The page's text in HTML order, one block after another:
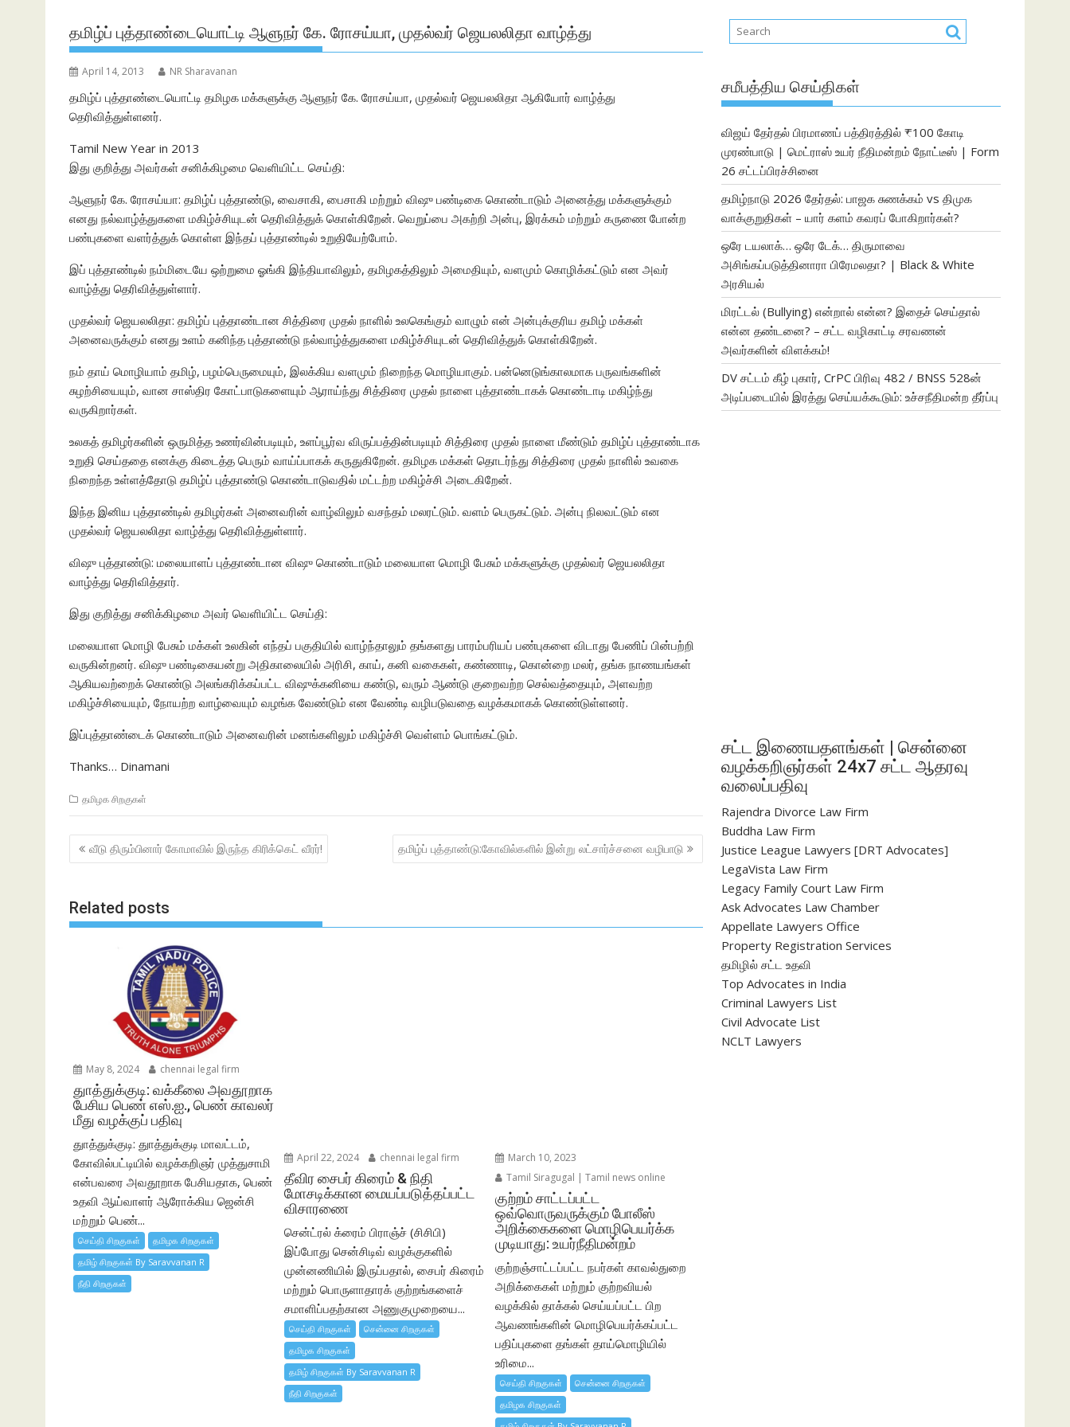
தமிழ்ப் புத்தாண்டையொட்டி ஆளுநர் கே. ரோசய்யா, முதல்வர் ஜெயலலிதா வாழ்த்து
April 14, 2013 NR Sharavanan
தமிழ்ப் புத்தாண்டையொட்டி தமிழக மக்களுக்கு ஆளுநர் கே. ரோசய்யா, முதல்வர் ஜெயலலிதா ஆகியோர் வாழ்த்து
தெரிவித்துள்ளனர்.
Tamil New Year in 2013
இது குறித்து அவர்கள் சனிக்கிழமை வெளியிட்ட செய்தி:
ஆளுநர் கே. ரோசய்யா: தமிழ்ப் புத்தாண்டு, வைசாகி, பைசாகி மற்றும் விஷு பண்டிகை கொண்டாடும் அனைத்து மக்களுக்கும்
எனது நல்வாழ்த்துகளை மகிழ்ச்சியுடன் தெரிவித்துக் கொள்கிறேன். வெறுப்பை அகற்றி அன்பு, இரக்கம் மற்றும் கருணை போன்ற
பண்புகளை வளர்த்துக் கொள்ள இந்தப் புத்தாண்டில் உறுதியேற்போம்.
இப் புத்தாண்டில் நம்மிடையே ஒற்றுமை ஓங்கி இந்தியாவிலும், தமிழகத்திலும் அமைதியும், வளமும் கொழிக்கட்டும் என அவர்
வாழ்த்து தெரிவித்துள்ளார்.
முதல்வர் ஜெயலலிதா: தமிழ்ப் புத்தாண்டான சித்திரை முதல் நாளில் உலகெங்கும் வாழும் என் அன்புக்குரிய தமிழ் மக்கள்
அனைவருக்கும் எனது உளம் கனிந்த புத்தாண்டு நல்வாழ்த்துகளை மகிழ்ச்சியுடன் தெரிவித்துக் கொள்கிறேன்.
நம் தாய் மொழியாம் தமிழ், பழம்பெருமையும், இலக்கிய வளமும் நிறைந்த மொழியாகும். பன்னெடுங்காலமாக பருவங்களின்
சுழற்சியையும், வான சாஸ்திர கோட்பாடுகளையும் ஆராய்ந்து சித்திரை முதல் நாளை புத்தாண்டாகக் கொண்டாடி மகிழ்ந்து
வருகிறார்கள்.
உலகத் தமிழர்களின் ஒருமித்த உணர்வின்படியும், உளப்பூர்வ விருப்பத்தின்படியும் சித்திரை முதல் நாளை மீண்டும் தமிழ்ப் புத்தாண்டாக
உறுதி செய்ததை எனக்கு கிடைத்த பெரும் வாய்ப்பாகக் கருதுகிறேன். தமிழக மக்கள் தொடர்ந்து சித்திரை முதல் நாளில் உவகை
நிறைந்த உள்ளத்தோடு தமிழ்ப் புத்தாண்டு கொண்டாடுவதில் மட்டற்ற மகிழ்ச்சி அடைகிறேன்.
இந்த இனிய புத்தாண்டில் தமிழர்கள் அனைவரின் வாழ்விலும் வசந்தம் மலரட்டும். வளம் பெருகட்டும். அன்பு நிலவட்டும் என
முதல்வர் ஜெயலலிதா வாழ்த்து தெரிவித்துள்ளார்.
விஷு புத்தாண்டு: மலையாளப் புத்தாண்டான விஷு கொண்டாடும் மலையாள மொழி பேசும் மக்களுக்கு முதல்வர் ஜெயலலிதா
வாழ்த்து தெரிவித்தார்.
இது குறித்து சனிக்கிழமை அவர் வெளியிட்ட செய்தி:
மலையாள மொழி பேசும் மக்கள் உலகின் எந்தப் பகுதியில் வாழ்ந்தாலும் தங்களது பாரம்பரியப் பண்புகளை விடாது பேணிப் பின்பற்றி
வருகின்றனர். விஷு பண்டிகையன்று அதிகாலையில் அரிசி, காய், கனி வகைகள், கண்ணாடி, கொன்றை மலர், தங்க நாணயங்கள்
ஆகியவற்றைக் கொண்டு அலங்கரிக்கப்பட்ட விஷுக்கனியை கண்டு, வரும் ஆண்டு குறைவற்ற செல்வத்தையும், அளவற்ற
மகிழ்ச்சியையும், நோயற்ற வாழ்வையும் வழங்க வேண்டும் என வேண்டி வழிபடுவதை வழக்கமாகக் கொண்டுள்ளனர்.
இப்புத்தாண்டைக் கொண்டாடும் அனைவரின் மனங்களிலும் மகிழ்ச்சி வெள்ளம் பொங்கட்டும்.
Thanks… Dinamani
தமிழக சிறகுகள்
Post
navigation
வீடு திரும்பினார் கோமாவில் இருந்த கிரிக்கெட் வீரர்! தமிழ்ப் புத்தாண்டு:கோவில்களில் இன்று லட்சார்ச்சனை வழிபாடு
Related posts
May 8, 2024 chennai legal firm
துாத்துக்குடி: வக்கீலை அவதூறாக
பேசிய பெண் எஸ்.ஐ., பெண் காவலர்
மீது வழக்குப் பதிவு
துாத்துக்குடி: துாத்துக்குடி மாவட்டம்,
கோவில்பட்டியில் வழக்கறிஞர் முத்துசாமி
என்பவரை அவதூறாக பேசியதாக, பெண்
உதவி ஆய்வாளர் ஆரோக்கிய ஜென்சி
மற்றும் பெண்...
செய்தி சிறகுகள்
தமிழக சிறகுகள்
தமிழ் சிறகுகள் By Saravvanan R
நீதி சிறகுகள்
April 22, 2024 chennai legal firm
தீவிர சைபர் கிரைம் & நிதி
மோசடிக்கான மையப்படுத்தப்பட்ட
விசாரணை
சென்ட்ரல் க்ரைம் பிராஞ்ச் (சிசிபி)
இப்போது சென்சிடிவ் வழக்குகளில்
முன்னணியில் இருப்பதால், சைபர் கிரைம்
மற்றும் பொருளாதாரக் குற்றங்களைச்
சமாளிப்பதற்கான அணுகுமுறையை...
செய்தி சிறகுகள்
சென்னை சிறகுகள்
தமிழக சிறகுகள்
தமிழ் சிறகுகள் By Saravvanan R
நீதி சிறகுகள்
March 10, 2023
Tamil Siragugal | Tamil news online
குற்றம் சாட்டப்பட்ட
ஒவ்வொருவருக்கும் போலீஸ்
அறிக்கைகளை மொழிபெயர்க்க
முடியாது: உயர்நீதிமன்றம்
குற்றஞ்சாட்டப்பட்ட நபர்கள் காவல்துறை
அறிக்கைகள் மற்றும் குற்றவியல்
வழக்கில் தாக்கல் செய்யப்பட்ட பிற
ஆவணங்களின் மொழிபெயர்க்கப்பட்ட
பதிப்புகளை தங்கள் தாய்மொழியில்
உரிமை...
செய்தி சிறகுகள்
சென்னை சிறகுகள்
தமிழக சிறகுகள்
சமீபத்திய செய்திகள்
விஜய் தேர்தல் பிரமாணப் பத்திரத்தில் ₹100 கோடி
முரண்பாடு | மெட்ராஸ் உயர் நீதிமன்றம் நோட்டீஸ் | Form
26 சட்டப்பிரச்சினை
தமிழ்நாடு 2026 தேர்தல்: பாஜக சுணக்கம் vs திமுக
வாக்குறுதிகள் – யார் களம் கவரப் போகிறார்கள்?
ஒரே டயலாக்… ஒரே டேக்… திருமாவை
அசிங்கப்படுத்தினாரா பிரேமலதா? | Black & White
அரசியல்
மிரட்டல் (Bullying) என்றால் என்ன? இதைச் செய்தால்
என்ன தண்டனை? – சட்ட வழிகாட்டி சரவணன்
அவர்களின் விளக்கம்!
DV சட்டம் கீழ் புகார், CrPC பிரிவு 482 / BNSS 528ன்
அடிப்படையில் இரத்து செய்யக்கூடும்: உச்சநீதிமன்ற தீர்ப்பு
சட்ட இணையதளங்கள் | சென்னை
வழக்கறிஞர்கள் 24x7 சட்ட ஆதரவு
வலைப்பதிவு
Rajendra Divorce Law Firm
Buddha Law Firm
Justice League Lawyers [DRT Advocates]
LegaVista Law Firm
Legacy Family Court Law Firm
Ask Advocates Law Chamber
Appellate Lawyers Office
Property Registration Services
தமிழில் சட்ட உதவி
Top Advocates in India
Criminal Lawyers List
Civil Advocate List
NCLT Lawyers